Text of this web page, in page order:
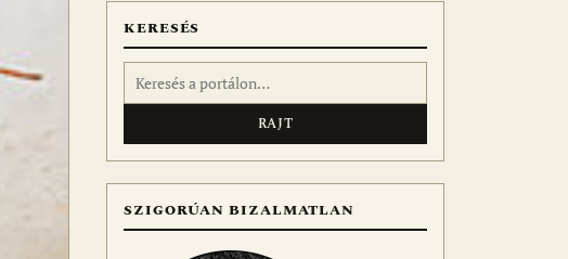
KERESÉS
Keresés:
SZIGORÚAN BIZALMATLAN